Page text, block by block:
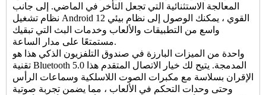
المعالجة الاستثنائية التي تجعل التأخر في الماضي. إلى جانب
نظام تشغيل Android 12 القوي ، يمكنك الوصول إلى نظام بيئي
واسع من التطبيقات والألعاب وخدمات البث التي تبقيك
مستمتعًا على مدار الساعة.
واحدة من الميزات البارزة في صندوق التلفزيون الذكي هذا هو
تقنية Bluetooth 5.0 المدمجة. يتيح لك خيار الاتصال المتقدم هذا
الإقران بسلاسة مع مكبرات الصوت اللاسلكية وسماعات الرأس
وحتى وحدات التحكم في الألعاب ، مما يضمن تجربة صوتية